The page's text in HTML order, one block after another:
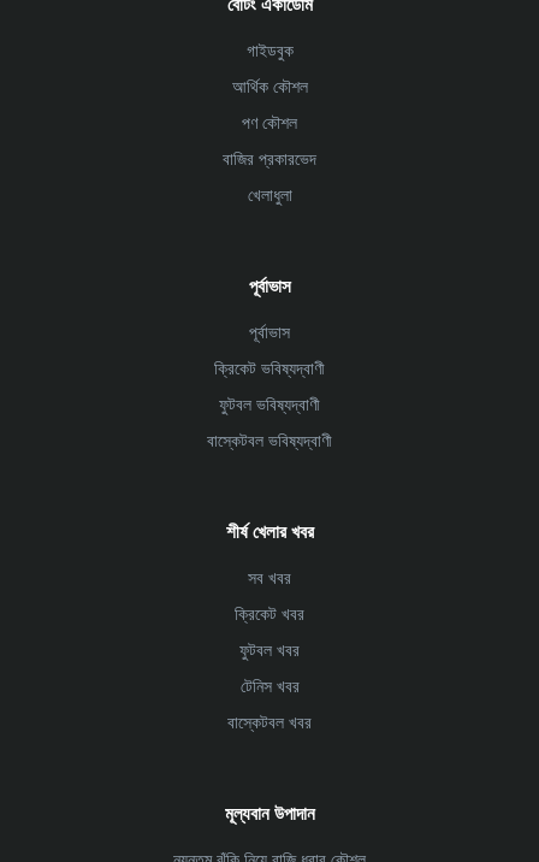
গাইডবুক
আর্থিক কৌশল
পণ কৌশল
বাজির প্রকারভেদ
খেলাধুলা
পূর্বাভাস
পূর্বাভাস
ক্রিকেট ভবিষ্যদ্বাণী
ফুটবল ভবিষ্যদ্বাণী
বাস্কেটবল ভবিষ্যদ্বাণী
শীর্ষ খেলার খবর
সব খবর
ক্রিকেট খবর
ফুটবল খবর
টেনিস খবর
বাস্কেটবল খবর
মূল্যবান উপাদান